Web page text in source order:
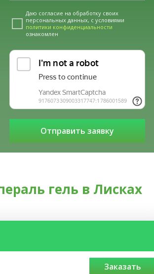
Даю согласие на обработку своих
персональных данных, с условиями
политики конфиденциальности
ознакомлен
гель в Лисках
заказать